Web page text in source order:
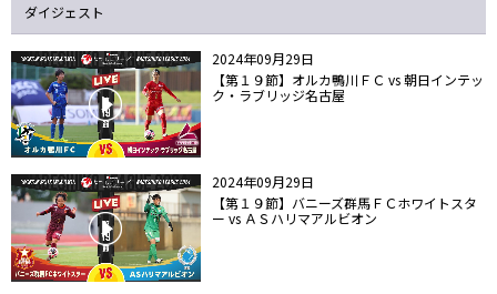
ダイジェスト
2024年09月29日
【第１９節】オルカ鴨川ＦＣ vs 朝日インテッ
ク・ラブリッジ名古屋
2024年09月29日
【第１９節】バニーズ群馬ＦＣホワイトスタ
ー vs ＡＳハリマアルビオン